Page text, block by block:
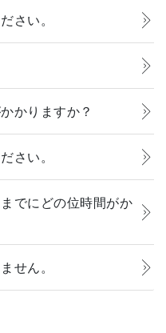
さい。
かりますか？
さい。
でにどの位時間がか
せん。